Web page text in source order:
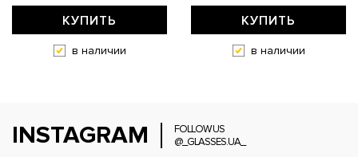
КУПИТЬ
в наличии
КУПИТЬ
в наличии
INSTAGRAM
FOLLOW US
@_GLASSES.UA_